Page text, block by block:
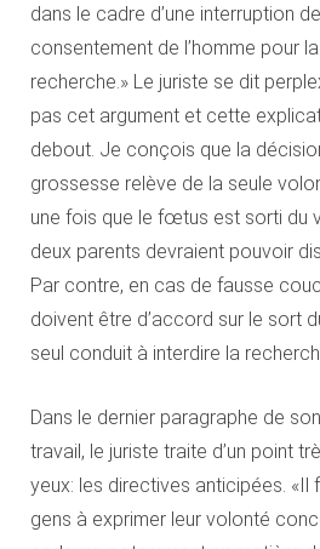
dans le cadre d’une interruption
consentement de l’homme pour
recherche.» Le juriste se dit
pas cet argument et cette
debout. Je conçois que la
grossesse relève de la seule
une fois que le fœtus est sorti du
deux parents devraient pouvoir
Par contre, en cas de fausse
doivent être d’accord sur le sort
seul conduit à interdire la
Dans le dernier paragraphe de
travail, le juriste traite d’un point
yeux: les directives anticipées. «Il
gens à exprimer leur volonté